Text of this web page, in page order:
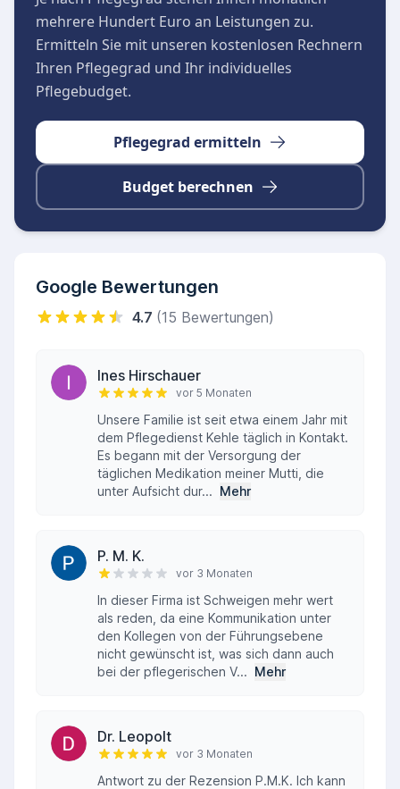
Kehle GmbH jederzeit zur Verfügung.
mehrere Hundert Euro an Leistungen zu.
Ermitteln Sie mit unseren kostenlosen Rechnern
Ihren Pflegegrad und Ihr individuelles
Pflegebudget.
Pflegegrad ermitteln
Budget berechnen
Google Bewertungen
4.7 (15 Bewertungen)
Ines Hirschauer
vor 5 Monaten
Unsere Familie ist seit etwa einem Jahr mit
dem Pflegedienst Kehle täglich in Kontakt.
Es begann mit der Versorgung der
täglichen Medikation meiner Mutti, die
unter Aufsicht dur... Mehr
P. M. K.
vor 3 Monaten
In dieser Firma ist Schweigen mehr wert
als reden, da eine Kommunikation unter
den Kollegen von der Führungsebene
nicht gewünscht ist, was sich dann auch
bei der pflegerischen V... Mehr
Dr. Leopolt
vor 3 Monaten
Antwort zu der Rezension P.M.K. Ich kann